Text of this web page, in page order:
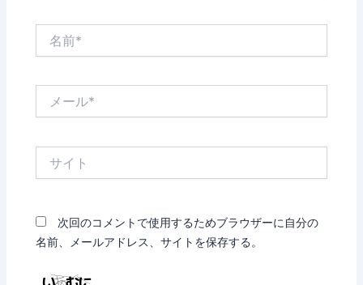
次回のコメントで使用するためブラウザーに自分の
名前、メールアドレス、サイトを保存する。